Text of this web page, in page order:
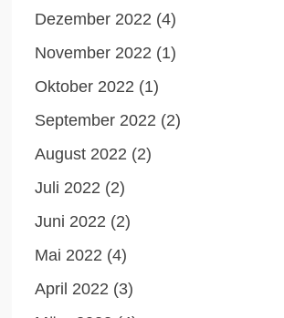
Dezember 2022 (4)
November 2022 (1)
Oktober 2022 (1)
September 2022 (2)
August 2022 (2)
Juli 2022 (2)
Juni 2022 (2)
Mai 2022 (4)
April 2022 (3)